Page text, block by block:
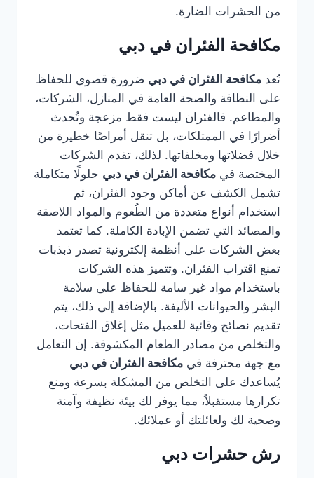
من الحشرات الضارة.
مكافحة الفئران في دبي
تُعد مكافحة الفئران في دبي ضرورة قصوى للحفاظ
على النظافة والصحة العامة في المنازل، الشركات،
والمطاعم. فالفئران ليست فقط مزعجة وتُحدث
أضرارًا في الممتلكات، بل تنقل أمراضًا خطيرة من
خلال فضلاتها ومخلفاتها. لذلك، تقدم الشركات
المختصة في مكافحة الفئران في دبي حلولًا متكاملة
تشمل الكشف عن أماكن وجود الفئران، ثم
استخدام أنواع متعددة من الطُعوم والمواد اللاصقة
والمصائد التي تضمن الإبادة الكاملة. كما تعتمد
بعض الشركات على أنظمة إلكترونية تصدر ذبذبات
تمنع اقتراب الفئران. وتتميز هذه الشركات
باستخدام مواد غير سامة للحفاظ على سلامة
البشر والحيوانات الأليفة. بالإضافة إلى ذلك، يتم
تقديم نصائح وقائية للعميل مثل إغلاق الفتحات،
والتخلص من مصادر الطعام المكشوفة. إن التعامل
مع جهة محترفة في مكافحة الفئران في دبي
يُساعدك على التخلص من المشكلة بسرعة ومنع
تكرارها مستقبلاً، مما يوفر لك بيئة نظيفة وآمنة
وصحية لك ولعائلتك أو عملائك.
رش حشرات دبي